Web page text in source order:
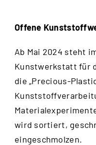
Offene
Ab Mai 2024 steht
Kunstwerkstatt für
die „Precious-
wird sortiert,
eingeschmolzen.